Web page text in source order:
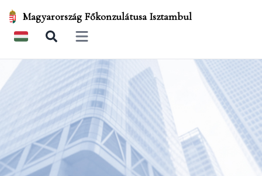
Magyarország Főkonzulátusa Isztambul
Open main menu